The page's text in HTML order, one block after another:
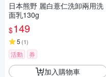
日本熊野 麗白薏仁洗卸兩用洗
面乳130g
$149
5 (1)
活動 券
加入購物車